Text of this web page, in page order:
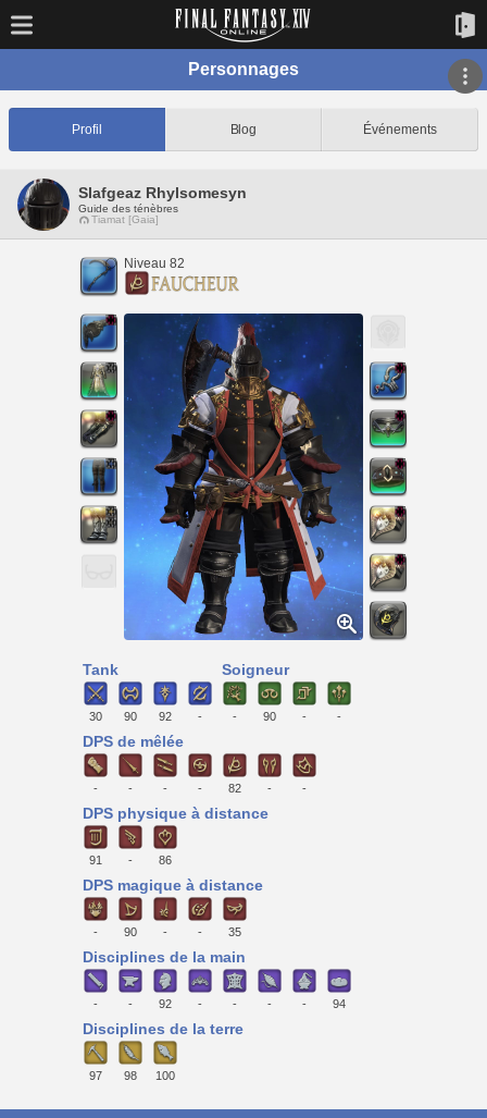
Personnages
Profil Blog Événements
Slafgeaz Rhylsomesyn
Guide des ténèbres
Tiamat [Gaia]
Niveau 82
Tank
30 90 92 -
Soigneur
- 90 - -
DPS de mêlée
- - - - 82 - -
DPS physique à distance
91 - 86
DPS magique à distance
- 90 - - 35
Disciplines de la main
- - 92 - - - - 94
Disciplines de la terre
97 98 100